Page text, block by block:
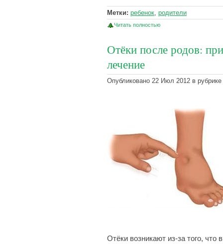
Метки: ребенок, родители
Читать полностью
Отёки после родов:
лечение
Опубликовано 22 Июл 2012 в рубрике
Отёки возникают из-за того, что